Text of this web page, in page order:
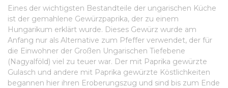
Eines der wichtigsten Bestandteile der ungarischen Küche
ist der gemahlene Gewürzpaprika, der zu einem
Hungarikum erklärt wurde. Dieses Gewürz wurde am
Anfang nur als Alternative zum Pfeffer verwendet, der für
die Einwohner der Großen Ungarischen Tiefebene
(Nagyalföld) viel zu teuer war. Der mit Paprika gewürzte
Gulasch und andere mit Paprika gewürzte Köstlichkeiten
begannen hier ihren Eroberungszug und sind bis zum Ende